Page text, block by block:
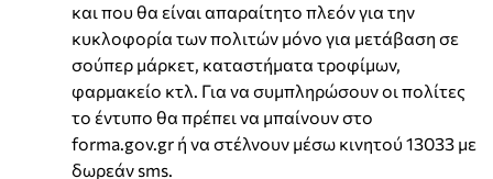
και που θα είναι απαραίτητο πλεόν για την
κυκλοφορία των πολιτών μόνο για μετάβαση σε
σούπερ μάρκετ, καταστήματα τροφίμων,
φαρμακείο κτλ. Για να συμπληρώσουν οι πολίτες
το έντυπο θα πρέπει να μπαίνουν στο
forma.gov.gr ή να στέλνουν μέσω κινητού 13033 με
δωρεάν sms.